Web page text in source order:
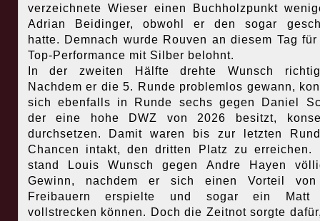
verzeichnete Wieser einen Buchholzpunkt
Adrian Beidinger, obwohl er den sogar
hatte. Demnach wurde Rouven an diesem Tag
Top-Performance mit Silber belohnt.
In der zweiten Hälfte drehte Wunsch
Nachdem er die 5. Runde problemlos gewann,
sich ebenfalls in Runde sechs gegen Daniel
der eine hohe DWZ von 2026 besitzt,
durchsetzen. Damit waren bis zur letzten
Chancen intakt, den dritten Platz zu erreichen.
stand Louis Wunsch gegen Andre Hayen
Gewinn, nachdem er sich einen Vorteil
Freibauern erspielte und sogar ein Matt
vollstrecken können. Doch die Zeitnot sorgte